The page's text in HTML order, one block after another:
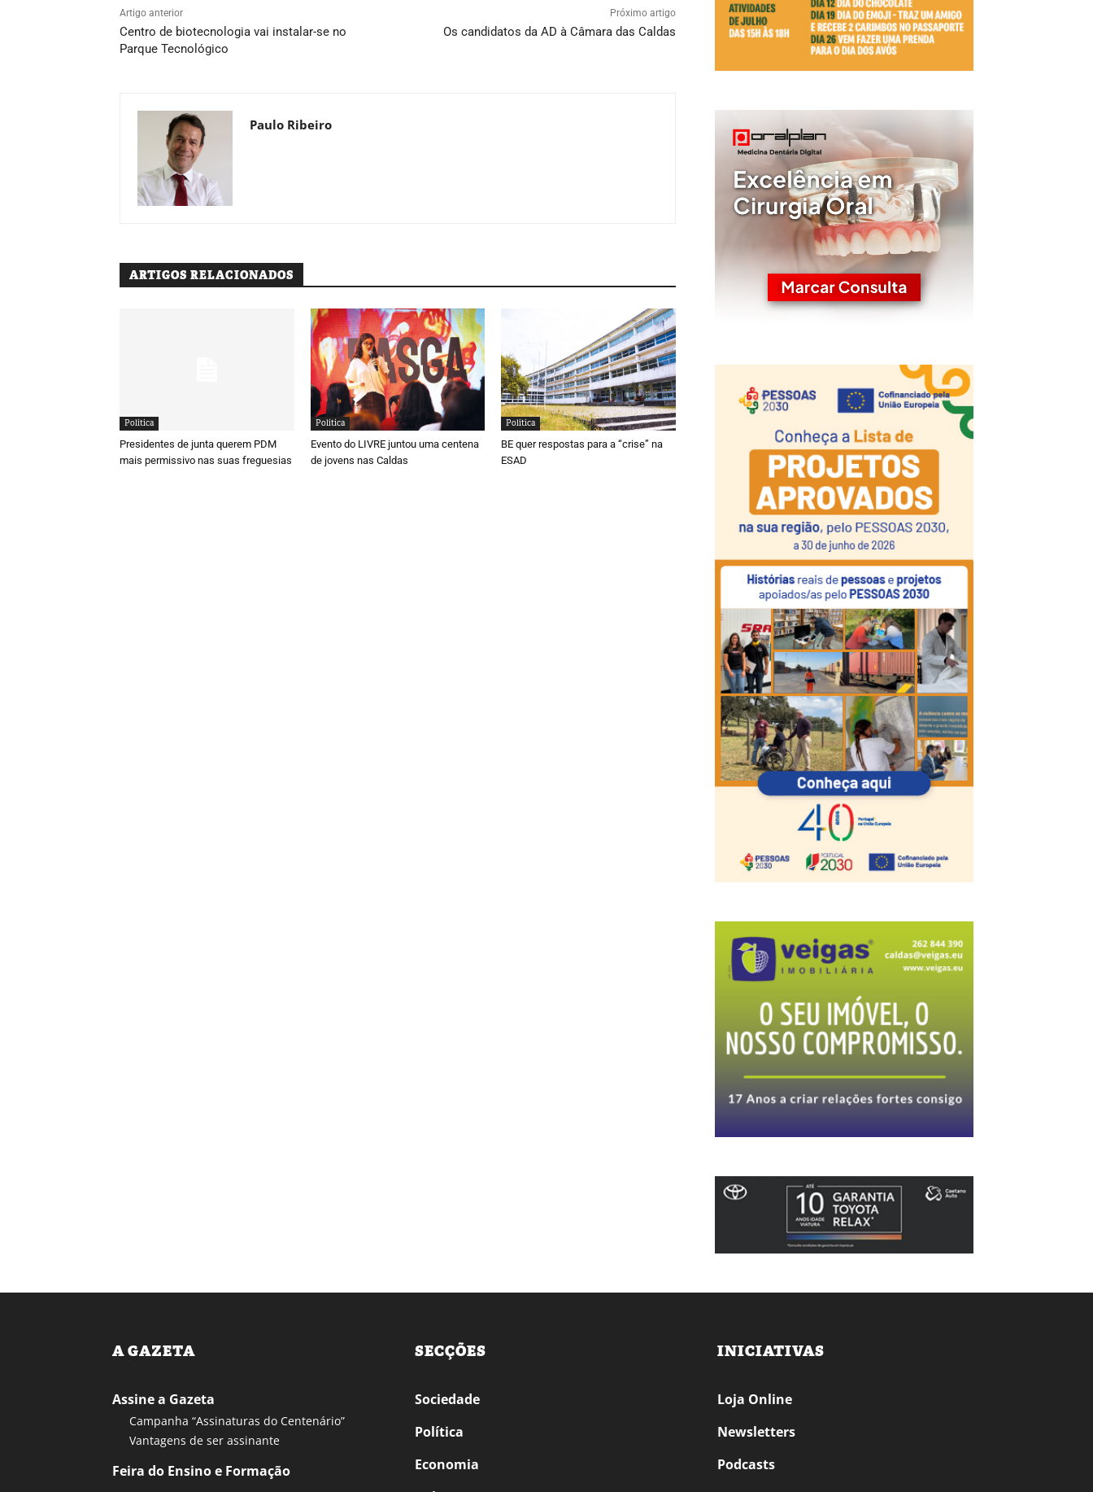
Artigo anterior
Centro de biotecnologia vai instalar-se no
Parque Tecnológico
Próximo artigo
Os candidatos da AD à Câmara das Caldas
Paulo Ribeiro
ARTIGOS RELACIONADOS
Política
Presidentes de junta querem PDM
mais permissivo nas suas freguesias
Política
Evento do LIVRE juntou uma centena
de jovens nas Caldas
Política
BE quer respostas para a “crise” na
ESAD
A GAZETA
Assine a Gazeta
Campanha “Assinaturas do Centenário”
Vantagens de ser assinante
Feira do Ensino e Formação
SECÇÕES
Sociedade
Política
Economia
INICIATIVAS
Loja Online
Newsletters
Podcasts